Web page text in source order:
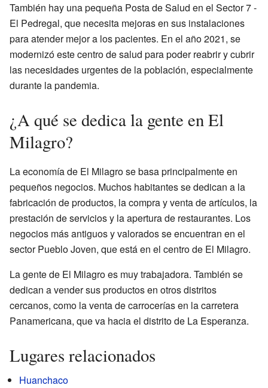
También hay una pequeña Posta de Salud en el Sector 7 -
El Pedregal, que necesita mejoras en sus instalaciones
para atender mejor a los pacientes. En el año 2021, se
modernizó este centro de salud para poder reabrir y cubrir
las necesidades urgentes de la población, especialmente
durante la pandemia.
¿A qué se dedica la gente en El
Milagro?
La economía de El Milagro se basa principalmente en
pequeños negocios. Muchos habitantes se dedican a la
fabricación de productos, la compra y venta de artículos, la
prestación de servicios y la apertura de restaurantes. Los
negocios más antiguos y valorados se encuentran en el
sector Pueblo Joven, que está en el centro de El Milagro.
La gente de El Milagro es muy trabajadora. También se
dedican a vender sus productos en otros distritos
cercanos, como la venta de carrocerías en la carretera
Panamericana, que va hacia el distrito de La Esperanza.
Lugares relacionados
Huanchaco